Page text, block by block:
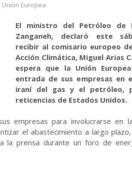
Union Europea
El ministro del Petróleo de
Zanganeh, declaró este
recibir al comisario europeo
Acción Climática, Miguel Arias
espera que la Unión
entrada de sus empresas en
iraní del gas y el petróleo,
reticencias de Estados Unidos.
empresas para involucrarse en
el abastecimiento a largo
la prensa durante un foro de